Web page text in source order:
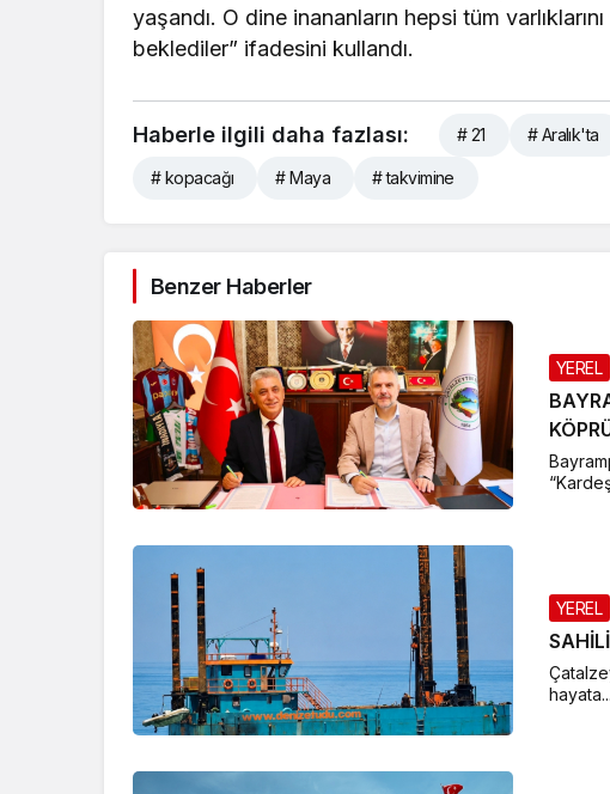
yaşandı. O dine inananların hepsi tüm
beklediler” ifadesini kullandı.
Haberle ilgili daha fazlası: # 21 # Aralık'ta
# kopacağı # Maya # takvimine
Benzer Haberler
YEREL
YEREL
hayata...